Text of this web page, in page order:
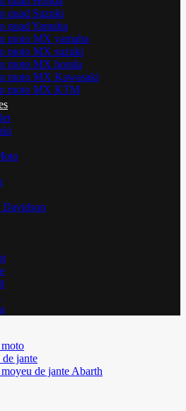
quad Suzuki
quad Yamaha
moto MX yamaha
moto MX suzuki
moto MX honda
moto MX Kawasaki
moto MX KTM
Davidson
jante
de jante Abarth